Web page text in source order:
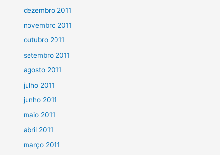
dezembro 2011
novembro 2011
outubro 2011
setembro 2011
agosto 2011
julho 2011
junho 2011
maio 2011
abril 2011
março 2011